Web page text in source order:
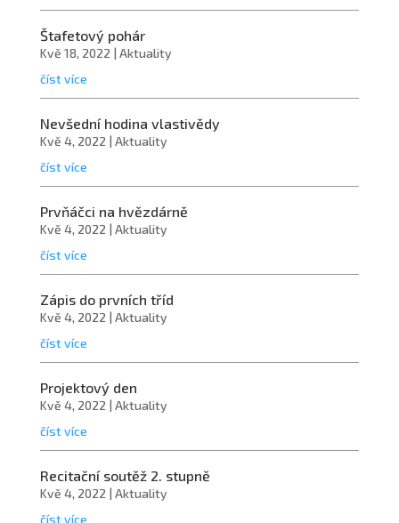
Štafetový pohár
Kvě 18, 2022 | Aktuality
číst více
Nevšední hodina vlastivědy
Kvě 4, 2022 | Aktuality
číst více
Prvňáčci na hvězdárně
Kvě 4, 2022 | Aktuality
číst více
Zápis do prvních tříd
Kvě 4, 2022 | Aktuality
číst více
Projektový den
Kvě 4, 2022 | Aktuality
číst více
Recitační soutěž 2. stupně
Kvě 4, 2022 | Aktuality
číst více